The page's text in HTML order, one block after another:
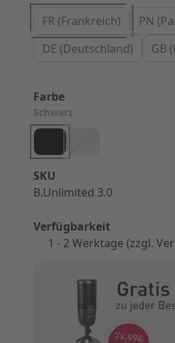
SKU
B.Unlimited 3.0
Verfügbarkeit
1 - 2 Werktage (zzgl.
FR (Frankreich)
PN
DE (Deutschland)
GB
Farbe
Schwarz